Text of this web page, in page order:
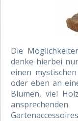
Die
denke hierbei
einen
oder eben an
Blumen, viel